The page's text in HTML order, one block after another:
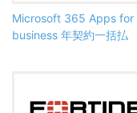
Microsoft 365 Apps for
business 年契約一括払